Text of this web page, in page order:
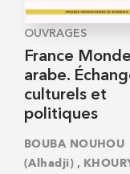
OUVRAGES
France Monde
arabe.
culturels et
politiques
BOUBA NOUHOU
(Alhadji),